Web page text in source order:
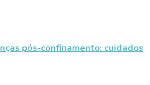
pós-confinamento: cuidados